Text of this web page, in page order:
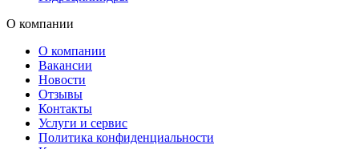
О компании
О компании
Вакансии
Новости
Отзывы
Контакты
Услуги и сервис
Политика конфиденциальности